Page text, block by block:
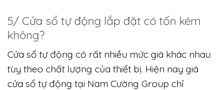
5/ Cửa sổ tự động lắp đặt có tốn kém
không?
Cửa sổ tự động có rất nhiều mức giá khác nhau
tùy theo chất lượng của thiết bị. Hiện nay giá
cửa sổ tự động tại Nam Cường Group chỉ